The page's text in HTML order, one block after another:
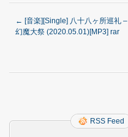
← [音楽][Single] ⼋⼗⼋ヶ所巡礼 –
幻魔⼤祭 (2020.05.01)[MP3] rar
RSS Feed